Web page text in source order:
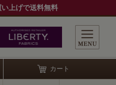
上げで送料無料
カート